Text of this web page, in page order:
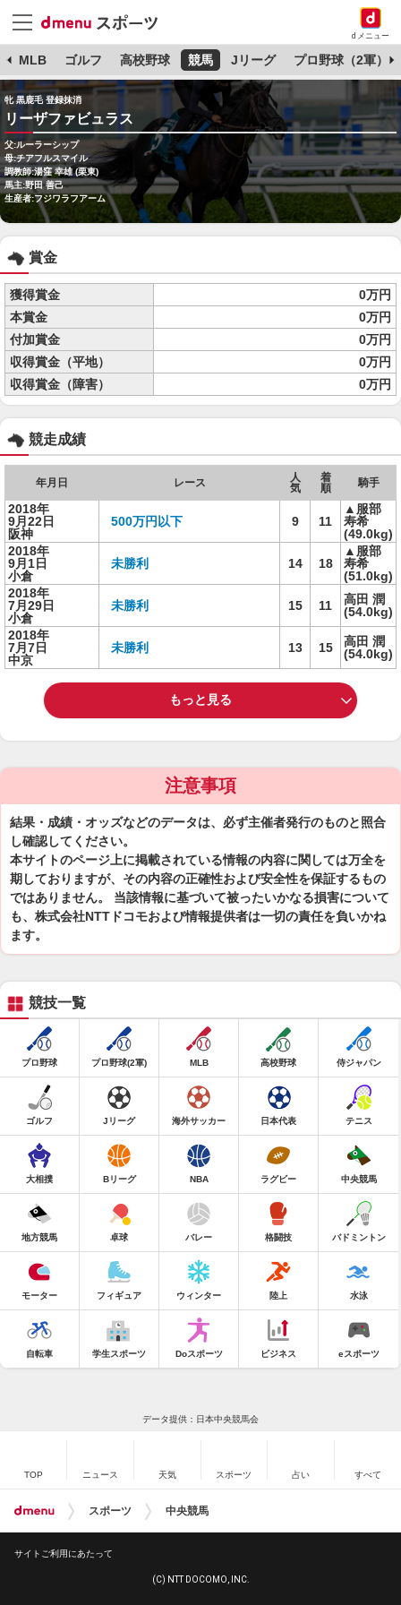
dメニュー
MLB ゴルフ 高校野球 競馬 Jリーグ プロ野球（2軍）
牝 黒鹿毛 登録抹消
リーザファビュラス
父:ルーラーシップ
母:チアフルスマイル
調教師:湯窪 幸雄 (栗東)
馬主:野田 善己
生産者:フジワラフアーム
賞金
獲得賞金
0万円
本賞金
0万円
付加賞金
0万円
収得賞金（平地）
0万円
収得賞金（障害）
0万円
競走成績
年月日 レース
人
気
着
順
騎手
2018年
9月22日
阪神
500万円以下 9 11
▲服部
寿希
(49.0kg)
2018年
9月1日
小倉
未勝利 14 18
▲服部
寿希
(51.0kg)
2018年
7月29日
小倉
未勝利 15 11
高田 潤
(54.0kg)
2018年
7月7日
中京
未勝利 13 15
高田 潤
(54.0kg)
もっと見る
注意事項
結果・成績・オッズなどのデータは、必ず主催者発行のものと照合
し確認してください。
本サイトのページ上に掲載されている情報の内容に関しては万全を
期しておりますが、その内容の正確性および安全性を保証するもの
ではありません。 当該情報に基づいて被ったいかなる損害について
も、株式会社NTTドコモおよび情報提供者は一切の責任を負いかね
ます。
競技一覧
プロ野球 プロ野球(2軍) MLB 高校野球 侍ジャパン
ゴルフ Jリーグ 海外サッカー 日本代表 テニス
大相撲 Bリーグ NBA ラグビー 中央競馬
地方競馬 卓球 バレー 格闘技 バドミントン
モーター フィギュア ウィンター 陸上 水泳
自転車 学生スポーツ Doスポーツ ビジネス eスポーツ
データ提供：日本中央競馬会
TOP ニュース 天気 スポーツ 占い すべて
スポーツ 中央競馬
サイトご利用にあたって
(C) NTT DOCOMO, INC.